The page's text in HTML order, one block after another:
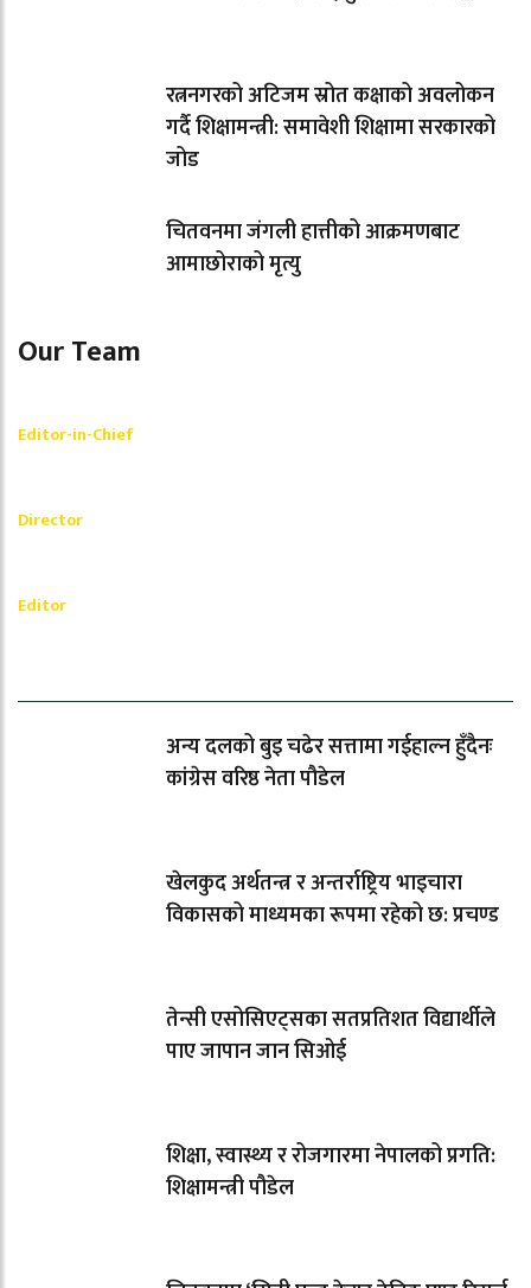
रत्ननगरको अटिजम स्रोत कक्षाको अवलोकन
गर्दै शिक्षामन्त्री: समावेशी शिक्षामा सरकारको
जोड
चितवनमा जंगली हात्तीको आक्रमणबाट
आमाछोराको मृत्यु
Our Team
Editor-in-Chief
Director
Editor
अन्य दलको बुइ चढेर सत्तामा गईहाल्न हुँदैनः
कांग्रेस वरिष्ठ नेता पौडेल
खेलकुद अर्थतन्त्र र अन्तर्राष्ट्रिय भाइचारा
विकासको माध्यमका रूपमा रहेको छ: प्रचण्ड
तेन्सी एसोसिएट्सका सतप्रतिशत विद्यार्थीले
पाए जापान जान सिओई
शिक्षा, स्वास्थ्य र रोजगारमा नेपालको प्रगति:
शिक्षामन्त्री पौडेल